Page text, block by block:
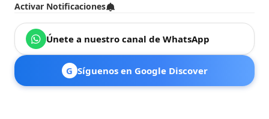
Activar Notificaciones
Únete a nuestro canal de WhatsApp
G Síguenos en Google Discover